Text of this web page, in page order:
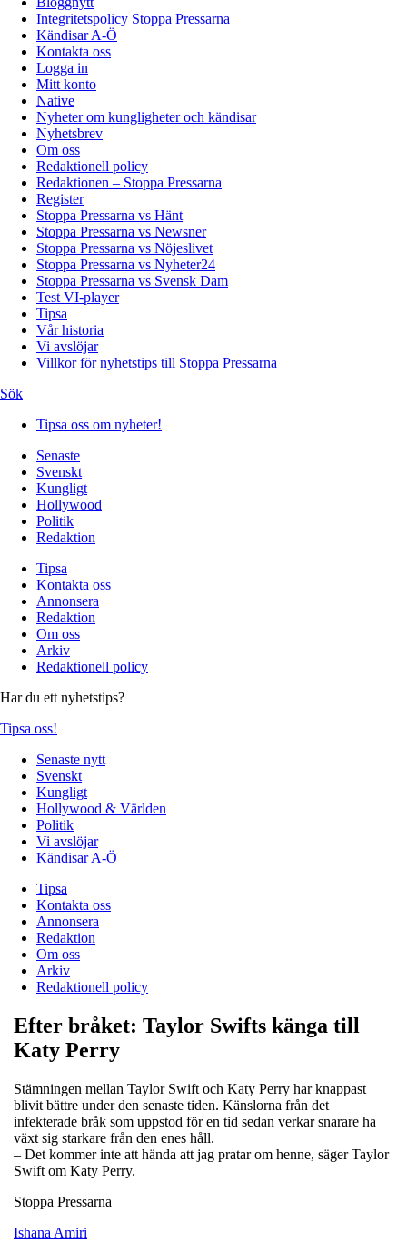
Integritetspolicy Stoppa Pressarna
Kändisar A-Ö
Kontakta oss
Logga in
Mitt konto
Native
Nyheter om kungligheter och kändisar
Nyhetsbrev
Om oss
Redaktionell policy
Redaktionen – Stoppa Pressarna
Register
Stoppa Pressarna vs Hänt
Stoppa Pressarna vs Newsner
Stoppa Pressarna vs Nöjeslivet
Stoppa Pressarna vs Nyheter24
Stoppa Pressarna vs Svensk Dam
Test VI-player
Tipsa
Vår historia
Vi avslöjar
Villkor för nyhetstips till Stoppa Pressarna
Sök
Tipsa oss om nyheter!
Senaste
Svenskt
Kungligt
Hollywood
Politik
Redaktion
Tipsa
Kontakta oss
Annonsera
Redaktion
Om oss
Arkiv
Redaktionell policy
Har du ett nyhetstips?
Tipsa oss!
Senaste nytt
Svenskt
Kungligt
Hollywood & Världen
Politik
Vi avslöjar
Kändisar A-Ö
Tipsa
Kontakta oss
Annonsera
Redaktion
Om oss
Arkiv
Redaktionell policy
Efter bråket: Taylor Swifts känga till
Katy Perry
Stämningen mellan Taylor Swift och Katy Perry har knappast
blivit bättre under den senaste tiden. Känslorna från det
infekterade bråk som uppstod för en tid sedan verkar snarare ha
växt sig starkare från den enes håll.
– Det kommer inte att hända att jag pratar om henne, säger Taylor
Swift om Katy Perry.
Stoppa Pressarna
Ishana Amiri